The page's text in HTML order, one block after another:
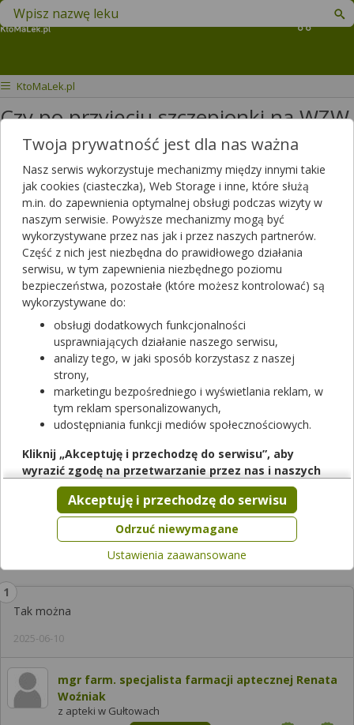
Koszyk
Znajdź lek w swojej okolicy
KtoMaLek.pl
Czy po przyjęciu szczepionki na WZW
B mogę wziąć Octeangin?
Witam, dzisiaj wziąłem szczepionkę
przypominającą na wzw B. Czy
mogę wziąć octeangin gdyż
dostałem chrypy i zaczęło boleć
gardło?
Dotyczy ulotkiOcteangin
Dotyczy:Mężczyzna, 30 lat
Zobacz, która apteka w Twoim mieście ma lekOcteangin
Sprawdzaj dostępność leków w ponad aptek w całej Polsce!
Sprawdź teraz
Odpowiedzi farmaceutów
Tak można
2025-06-10
mgr farm. specjalista farmacji aptecznej Renata
Woźniak
z apteki w Gułtowach
Twoja prywatność jest dla nas ważna
Nasz serwis wykorzystuje mechanizmy między innymi takie
jak cookies (ciasteczka), Web Storage i inne, które służą
m.in. do zapewnienia optymalnej obsługi podczas wizyty w
naszym serwisie. Powyższe mechanizmy mogą być
wykorzystywane przez nas jak i przez naszych partnerów.
Część z nich jest niezbędna do prawidłowego działania
serwisu, w tym zapewnienia niezbędnego poziomu
bezpieczeństwa, pozostałe (które możesz kontrolować) są
wykorzystywane do:
obsługi dodatkowych funkcjonalności
usprawniających działanie naszego serwisu,
analizy tego, w jaki sposób korzystasz z naszej
strony,
marketingu bezpośredniego i wyświetlania reklam, w
tym reklam spersonalizowanych,
udostępniania funkcji mediów społecznościowych.
Kliknij „Akceptuję i przechodzę do serwisu”, aby
wyrazić zgodę na przetwarzanie przez nas i naszych
partnerów Twoich danych w powyższych celach.
Pamiętaj, że wyrażenie zgody jest dobrowolne, a wyrażoną
zgodę możesz w każdej chwili cofnąć, możesz też wycofać
zgodę na przetwarzanie Twoich danych tylko w niektórych
celach. Jeżeli chcesz dowiedzieć się więcej lub chcesz
Więcej informacji na temat wykorzystywania narzędzi
zewnętrznych w naszym serwisie znajdziesz w
Odrzuć niewymagane
Akceptuję i przechodzę do serwisu
Ustawienia zaawansowane